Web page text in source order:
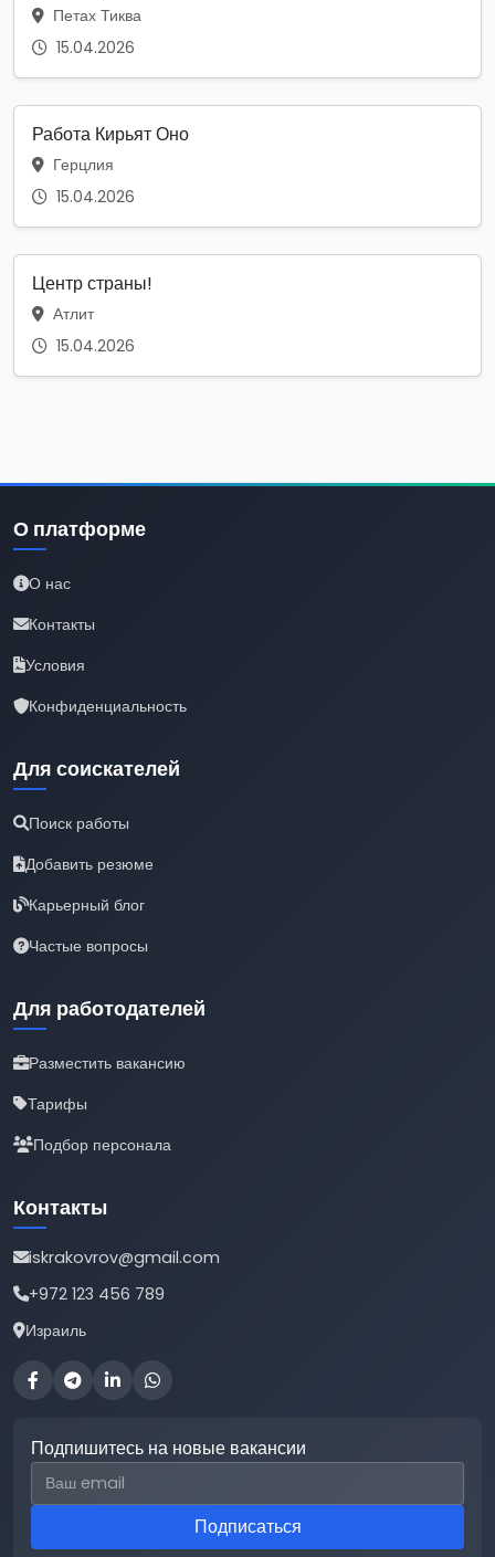
Петах Тиква
15.04.2026
Работа Кирьят Оно
Герцлия
15.04.2026
Центр страны!
Атлит
15.04.2026
О платформе
О нас
Контакты
Условия
Конфиденциальность
Для соискателей
Поиск работы
Добавить резюме
Карьерный блог
Частые вопросы
Для работодателей
Разместить вакансию
Тарифы
Подбор персонала
Контакты
iskrakovrov@gmail.com
+972 123 456 789
Израиль
Подпишитесь на новые вакансии
Email для подписки
Подписаться